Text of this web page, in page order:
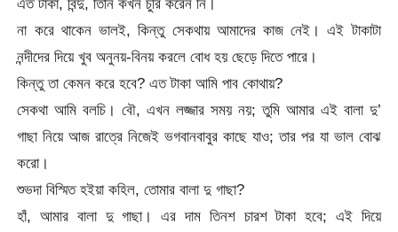
না করে থাকেন ভালই, কিন্তু সেকথায় আমাদের কাজ নেই। এই টাকাটা
নন্দীদের দিয়ে খুব অনুনয়-বিনয় করলে বোধ হয় ছেড়ে দিতে পারে।
কিন্তু তা কেমন করে হবে? এত টাকা আমি পাব কোথায়?
সেকথা আমি বলচি। বৌ, এখন লজ্জার সময় নয়; তুমি আমার এই বালা দু’
গাছা নিয়ে আজ রাত্রে নিজেই ভগবানবাবুর কাছে যাও; তার পর যা ভাল বোঝ
করো।
শুভদা বিস্মিত হইয়া কহিল, তোমার বালা দু গাছা?
হাঁ, আমার বালা দু গাছা। এর দাম তিনশ চারশ টাকা হবে; এই দিয়ে